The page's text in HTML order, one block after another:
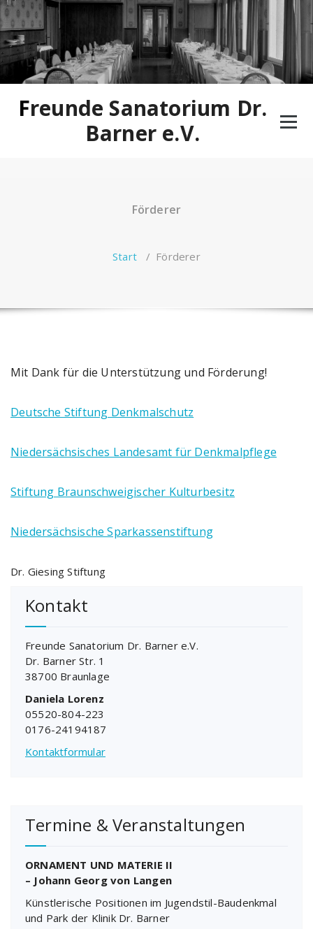
Zum
Inhalt
springen
Freunde Sanatorium Dr.
Barner e.V.
Förderer
Start / Förderer
Mit Dank für die Unterstützung und Förderung!
Deutsche Stiftung Denkmalschutz
Niedersächsisches Landesamt für Denkmalpflege
Stiftung Braunschweigischer Kulturbesitz
Niedersächsische Sparkassenstiftung
Dr. Giesing Stiftung
Kontakt
Freunde Sanatorium Dr. Barner e.V.
Dr. Barner Str. 1
38700 Braunlage
Daniela Lorenz
05520-804-223
0176-24194187
Kontaktformular
Termine & Veranstaltungen
ORNAMENT UND MATERIE II
– Johann Georg von Langen
Künstlerische Positionen im Jugendstil-Baudenkmal
und Park der Klinik Dr. Barner